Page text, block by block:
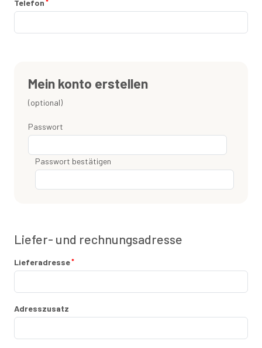
Telefon
Mein konto erstellen
(optional)
Passwort
Passwort bestätigen
Liefer- und rechnungsadresse
Lieferadresse
Adresszusatz